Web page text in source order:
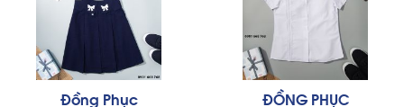
Đồng Phục
ĐỒNG PHỤC